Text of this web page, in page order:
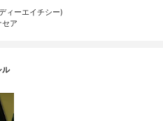
ィーエイチシー)
セア
ル